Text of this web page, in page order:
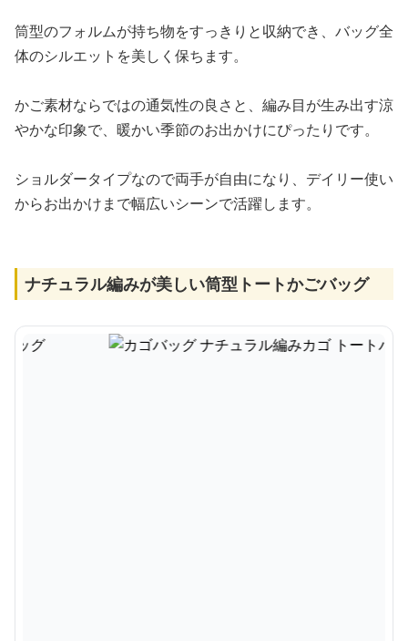
筒型のフォルムが持ち物をすっきりと収納でき、バッグ全
体のシルエットを美しく保ちます。
かご素材ならではの通気性の良さと、編み目が生み出す涼
やかな印象で、暖かい季節のお出かけにぴったりです。
ショルダータイプなので両手が自由になり、デイリー使い
からお出かけまで幅広いシーンで活躍します。
ナチュラル編みが美しい筒型トートかごバッグ